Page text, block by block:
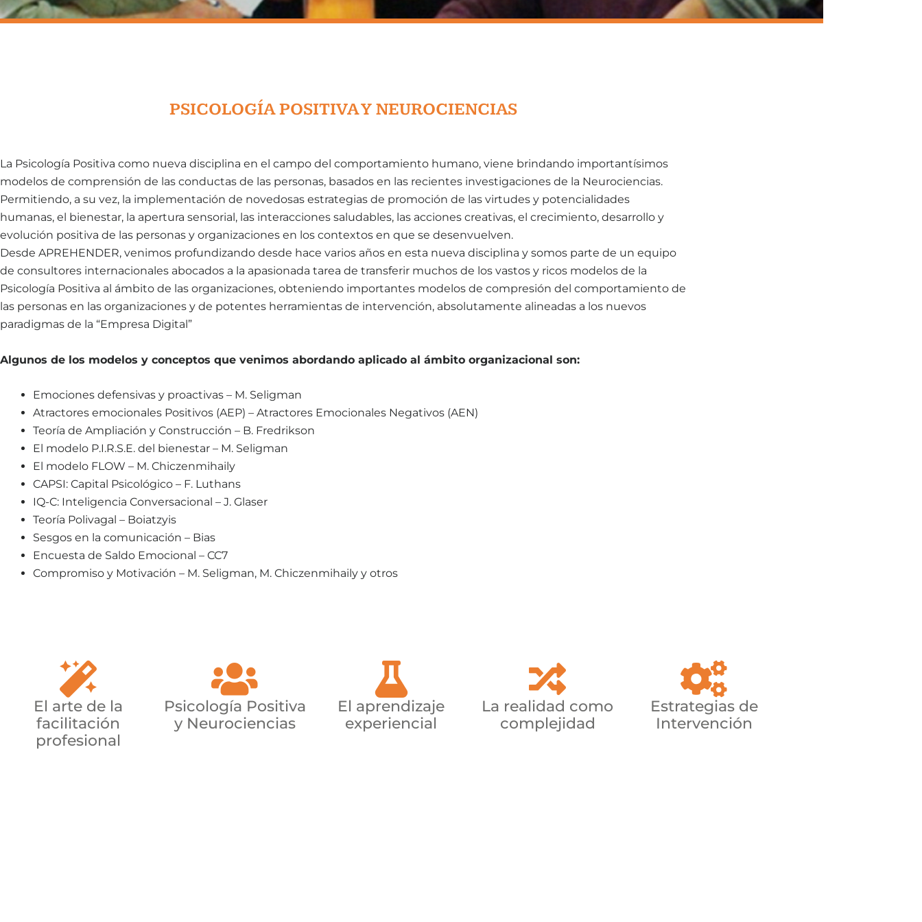
PSICOLOGÍA POSITIVA Y NEUROCIENCIAS
La Psicología Positiva como nueva disciplina en el campo del comportamiento humano, viene brindando importantísimos
modelos de comprensión de las conductas de las personas, basados en las recientes investigaciones de la Neurociencias.
Permitiendo, a su vez, la implementación de novedosas estrategias de promoción de las virtudes y potencialidades
humanas, el bienestar, la apertura sensorial, las interacciones saludables, las acciones creativas, el crecimiento, desarrollo y
evolución positiva de las personas y organizaciones en los contextos en que se desenvuelven.
Desde APREHENDER, venimos profundizando desde hace varios años en esta nueva disciplina y somos parte de un equipo
de consultores internacionales abocados a la apasionada tarea de transferir muchos de los vastos y ricos modelos de la
Psicología Positiva al ámbito de las organizaciones, obteniendo importantes modelos de compresión del comportamiento de
las personas en las organizaciones y de potentes herramientas de intervención, absolutamente alineadas a los nuevos
paradigmas de la “Empresa Digital”
Algunos de los modelos y conceptos que venimos abordando aplicado al ámbito organizacional son:
Emociones defensivas y proactivas – M. Seligman
Atractores emocionales Positivos (AEP) – Atractores Emocionales Negativos (AEN)
Teoría de Ampliación y Construcción – B. Fredrikson
El modelo P.I.R.S.E. del bienestar – M. Seligman
El modelo FLOW – M. Chiczenmihaily
CAPSI: Capital Psicológico – F. Luthans
IQ-C: Inteligencia Conversacional – J. Glaser
Teoría Polivagal – Boiatzyis
Sesgos en la comunicación – Bias
Encuesta de Saldo Emocional – CC7
Compromiso y Motivación – M. Seligman, M. Chiczenmihaily y otros
El arte de la
facilitación
profesional
Psicología Positiva
y Neurociencias
El aprendizaje
experiencial
La realidad como
complejidad
Estrategias de
Intervención